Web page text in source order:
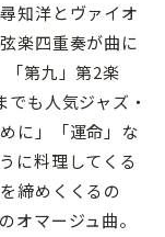
知洋とヴァイオ
楽四重奏が曲に
「第九」第2楽
も人気ジャズ・
に」「運命」な
に料理してくる
締めくくるの
オマージュ曲。